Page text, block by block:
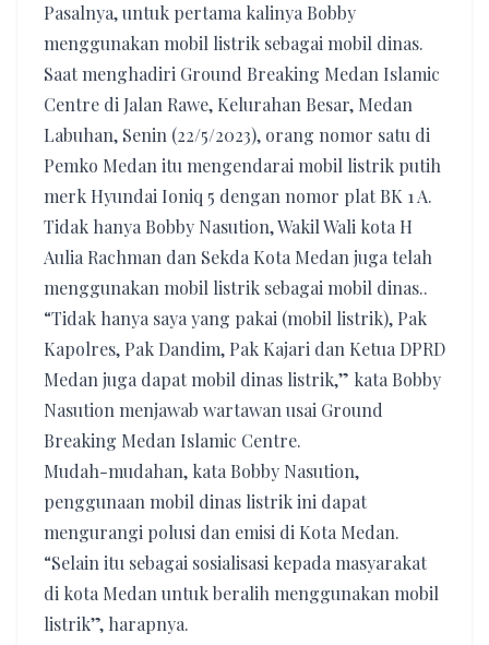
Pasalnya, untuk pertama kalinya Bobby
menggunakan mobil listrik sebagai mobil dinas.
Saat menghadiri Ground Breaking Medan Islamic
Centre di Jalan Rawe, Kelurahan Besar, Medan
Labuhan, Senin (22/5/2023), orang nomor satu di
Pemko Medan itu mengendarai mobil listrik putih
merk Hyundai Ioniq 5 dengan nomor plat BK 1 A.
Tidak hanya Bobby Nasution, Wakil Wali kota H
Aulia Rachman dan Sekda Kota Medan juga telah
menggunakan mobil listrik sebagai mobil dinas..
“Tidak hanya saya yang pakai (mobil listrik), Pak
Kapolres, Pak Dandim, Pak Kajari dan Ketua DPRD
Medan juga dapat mobil dinas listrik,” kata Bobby
Nasution menjawab wartawan usai Ground
Breaking Medan Islamic Centre.
Mudah-mudahan, kata Bobby Nasution,
penggunaan mobil dinas listrik ini dapat
mengurangi polusi dan emisi di Kota Medan.
“Selain itu sebagai sosialisasi kepada masyarakat
di kota Medan untuk beralih menggunakan mobil
listrik”, harapnya.